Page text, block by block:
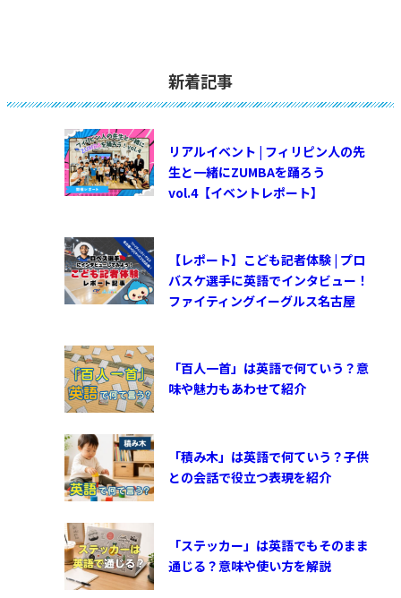
新着記事
リアルイベント | フィリピン人の先
生と一緒にZUMBAを踊ろう
vol.4【イベントレポート】
【レポート】こども記者体験 | プロ
バスケ選手に英語でインタビュー！
ファイティングイーグルス名古屋
「百人一首」は英語で何ていう？意
味や魅力もあわせて紹介
「積み木」は英語で何ていう？子供
との会話で役立つ表現を紹介
「ステッカー」は英語でもそのまま
通じる？意味や使い方を解説